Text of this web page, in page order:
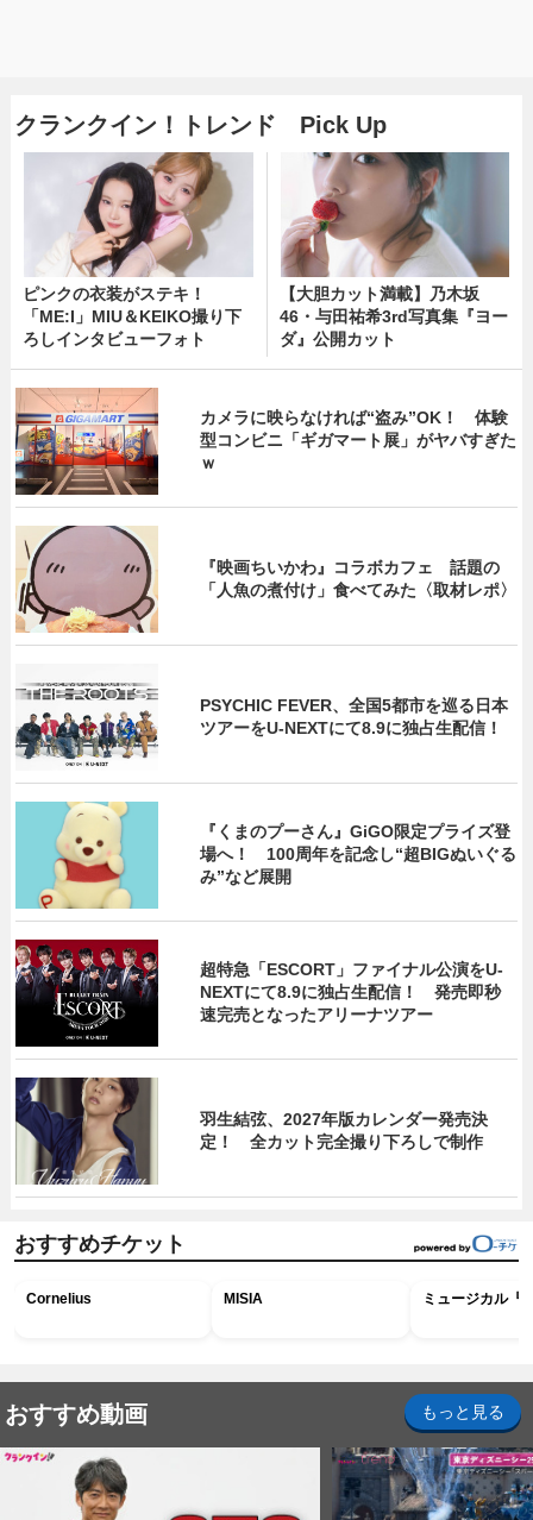
クランクイン！トレンド Pick Up
ピンクの衣装がステキ！
「ME:I」MIU＆KEIKO撮り下
ろしインタビューフォト
【大胆カット満載】乃木坂
46・与田祐希3rd写真集『ヨー
ダ』公開カット
カメラに映らなければ“盗み”OK！ 体験
型コンビニ「ギガマート展」がヤバすぎた
ｗ
『映画ちいかわ』コラボカフェ 話題の
「人魚の煮付け」食べてみた〈取材レポ〉
PSYCHIC FEVER、全国5都市を巡る日本
ツアーをU‐NEXTにて8.9に独占生配信！
『くまのプーさん』GiGO限定プライズ登
場へ！ 100周年を記念し“超BIGぬいぐる
み”など展開
超特急「ESCORT」ファイナル公演をU-
NEXTにて8.9に独占生配信！ 発売即秒
速完売となったアリーナツアー
羽生結弦、2027年版カレンダー発売決
定！ 全カット完全撮り下ろしで制作
おすすめチケット
Cornelius MISIA ミュージカル『
おすすめ動画 もっと見る